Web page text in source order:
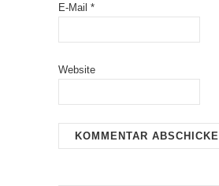
E-Mail *
Website